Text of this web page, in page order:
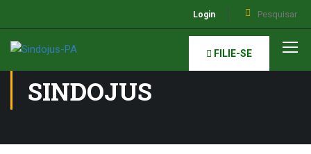
Login
FILIE-SE
NOTÍCIAS DO
SINDOJUS